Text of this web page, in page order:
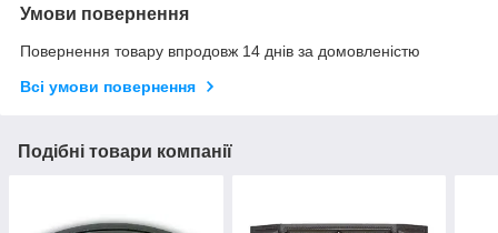
Умови повернення
Повернення товару впродовж 14 днів за домовленістю
Всі умови повернення
Подібні товари компанії